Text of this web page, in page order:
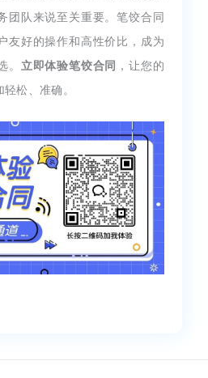
团队来说至关重要。笔饺合同
友好的操作和高性价比，成为
。 立即体验笔饺合同 ，让您的
松、准确。